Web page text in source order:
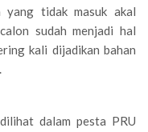
yang tidak masuk akal
sudah menjadi hal
kali dijadikan bahan
dalam pesta PRU